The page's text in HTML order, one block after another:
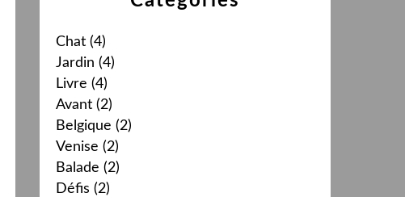
Chat (4)
Jardin (4)
Livre (4)
Avant (2)
Belgique (2)
Venise (2)
Balade (2)
Défis (2)